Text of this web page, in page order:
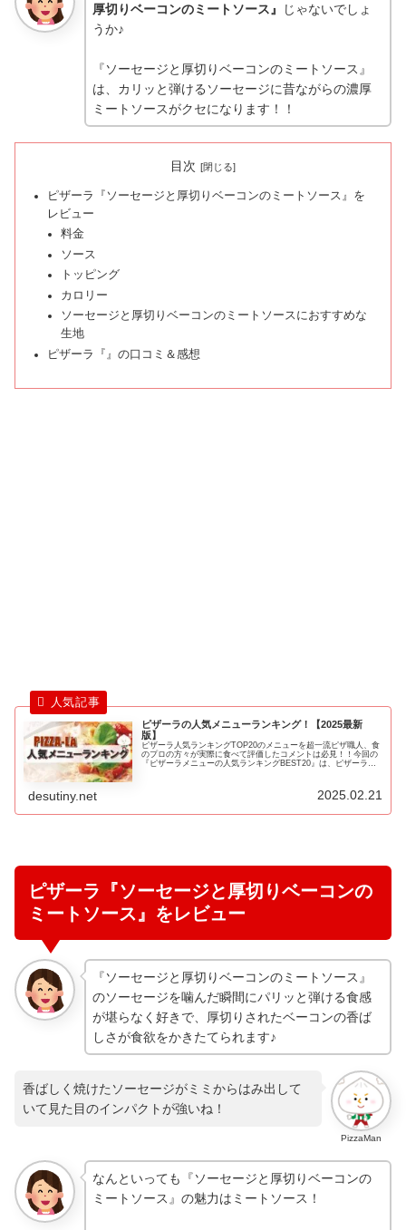
厚切りベーコンのミートソース』
じゃないでしょ
うか♪
『ソーセージと厚切りベーコンのミートソース』
は、カリッと弾けるソーセージに昔ながらの濃厚
ミートソースがクセになります！！
目次
ピザーラ『ソーセージと厚切りベーコンのミートソース』を
レビュー
料金
ソース
トッピング
カロリー
ソーセージと厚切りベーコンのミートソースにおすすめな
生地
ピザーラ『』の口コミ＆感想
ピザーラの人気メニューランキング！【2025最新
版】
ピザーラ人気ランキングTOP20のメニューを超一流ピザ職人、食
のプロの方々が実際に食べて評価したコメントは必見！！今回の
『ピザーラメニューの人気ランキングBEST20』は、ピザーラの
desutiny.net 2025.02.21
ピザーラ『ソーセージと厚切りベーコンの
ミートソース』をレビュー
『ソーセージと厚切りベーコンのミートソース』
のソーセージを噛んだ瞬間にパリッと弾ける食感
が堪らなく好きで、厚切りされたベーコンの香ば
しさが食欲をかきたてられます♪
PizzaMan
香ばしく焼けたソーセージがミミからはみ出して
いて見た目のインパクトが強いね！
なんといっても『ソーセージと厚切りベーコンの
ミートソース』の魅力はミートソース！